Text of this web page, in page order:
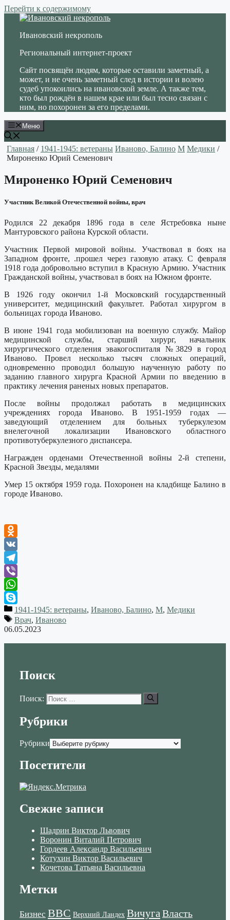
Перейти к содержимому
Ивановский некрополь
Региональный интернет-проект
Сайт посвящён людям, которые оставили заметный, а
может, и не очень заметный след в истории и волею
судеб упокоились на ивановской земле. А также тем,
кто был рождён в нашем крае или был тесно связан с
ним, но похоронен за его пределами.
Меню
Главная / 1941-1945: ветераны Иваново, Балино М Медики /
Мироненко Юрий Семенович
Мироненко Юрий Семенович
Участник Великой Отечественной войны, врач
Родился 22 декабря 1896 года в селе Ястребовка ныне
Мантуровского района Курской области.
Участник Первой мировой войны. Участвовал в боях на
Западном фронте, .прошел через газовую атаку. С февраля
1918 года добровольно вступил в Красную Армию. Участник
Гражданской войны, участвовал в боях на Южном фронте.
В 1926 году окончил 1-й Московский государственный
университет, медицинский факультет. Работал хирургом в
больницах города Иваново.
В июне 1941 года мобилизован на военную службу. Майор
медицинской службы, старший хирург, начальник
хирургического отделения эвакогоспиталя №3829 в город
Иваново. Провел несколько тысяч сложных операций,
одновременно проводил большую наученную работу по
заданию главного хирурга Красной Армии по введению в
практику лечения раненых новых препаратов.
После войны продолжал работать в медицинских
учреждениях города Иваново. В 1951-1959 годах —
заведующий отделением для больных туберкулезом
внелегочной локализации Ивановского областного
противотуберкулезного диспансера.
Награжден орденами Отечественной войны 2-й степени,
Красной Звезды, медалями
Умер 15 октября 1959 года. Похоронен на кладбище Балино в
городе Иваново.
Odnoklassniki
VK
Telegram
Viber
WhatsApp
Skype1941-1945: ветераны, Иваново, Балино, М, Медики
Врач, Иваново
06.05.2023
Поиск
Поиск:
Рубрики
Рубрики
Посетители
Свежие записи
Шадрин Виктор Львович
Воронин Виталий Петрович
Гордеев Александр Васильевич
Котухин Виктор Васильевич
Кочетова Татьяна Васильевна
Метки
Бизнес ВВС Верхний Ландех ВичугаВласть